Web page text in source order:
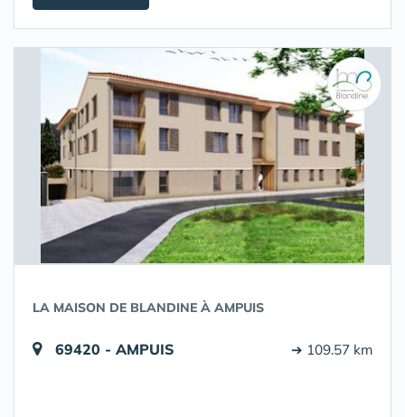
LA MAISON DE BLANDINE À AMPUIS
69420 - AMPUIS ➔ 109.57 km